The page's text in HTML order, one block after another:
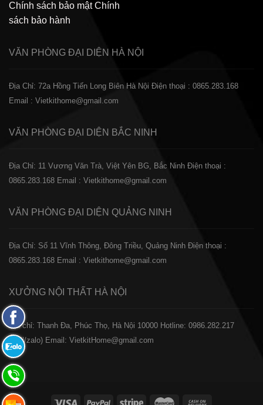
Chính sách bảo mật Chính
sách bảo hành
VĂN PHÒNG ĐẠI DIỆN HÀ NỘI
Địa Chỉ: 72a Hồng Tiến Long Biên Hà Nội Điện thoại : 0865.283.168
Email : Vietkithome@gmail.com
VĂN PHÒNG ĐẠI DIỆN BẮC NINH
Địa Chỉ: 11 Vương Văn Trà, Việt Yên BG, Bắc Ninh Điện thoại :
0865.283.168 Email : Vietkithome@gmail.com
VĂN PHÒNG ĐẠI DIỆN QUẢNG NINH
Địa Chỉ: Số 11 Vĩnh Thông, Đông Triều, Quảng Ninh Điện thoại :
0865.283.168 Email : Vietkithome@gmail.com
XƯỞNG NỘI THẤT HÀ NỘI
️Địa chỉ: Thanh Đa, Phúc Thọ, Hà Nội 10000 Hotline: 0986.282.217
(Call/zalo) Email: VietkitHome@gmail.com
Fanpage
Facebook
Zalo:
0865.283.168
Hotline:
0865.283.168